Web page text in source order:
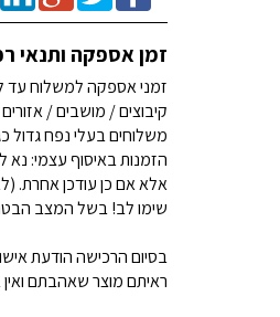
זמן אספקה ותנאי
זמני אספקה למשלוח עד לבית הלקוח הינם בין
קיבוצים / מושבים /
משלוחים בעלי נפח גדול
הזמנות באיסוף עצמי:
אלא אם כן עודכן אחרת.
שימו לב! בשל המצב
בסיום הרכישה הודעת
ראיתם מוצר שאהבתם ואין